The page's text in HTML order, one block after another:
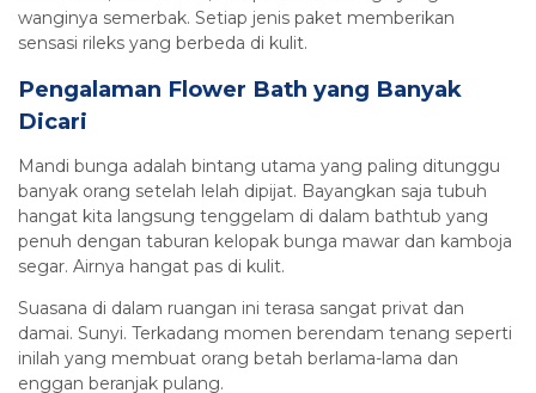
wanginya semerbak. Setiap jenis paket memberikan
sensasi rileks yang berbeda di kulit.
Pengalaman Flower Bath yang Banyak
Dicari
Mandi bunga adalah bintang utama yang paling ditunggu
banyak orang setelah lelah dipijat. Bayangkan saja tubuh
hangat kita langsung tenggelam di dalam bathtub yang
penuh dengan taburan kelopak bunga mawar dan kamboja
segar. Airnya hangat pas di kulit.
Suasana di dalam ruangan ini terasa sangat privat dan
damai. Sunyi. Terkadang momen berendam tenang seperti
inilah yang membuat orang betah berlama-lama dan
enggan beranjak pulang.